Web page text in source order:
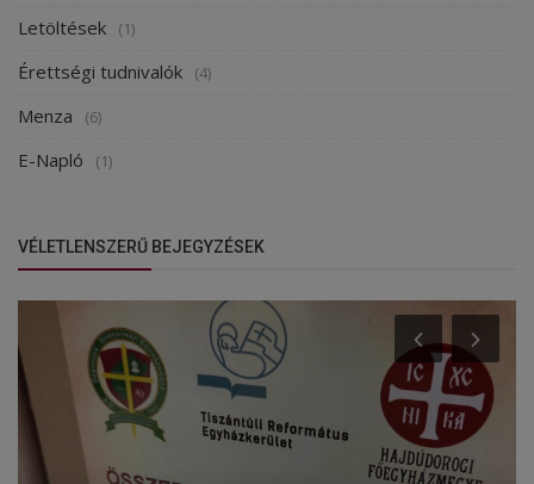
Letöltések (1)
Érettségi tudnivalók (4)
Menza (6)
E-Napló (1)
VÉLETLENSZERŰ BEJEGYZÉSEK